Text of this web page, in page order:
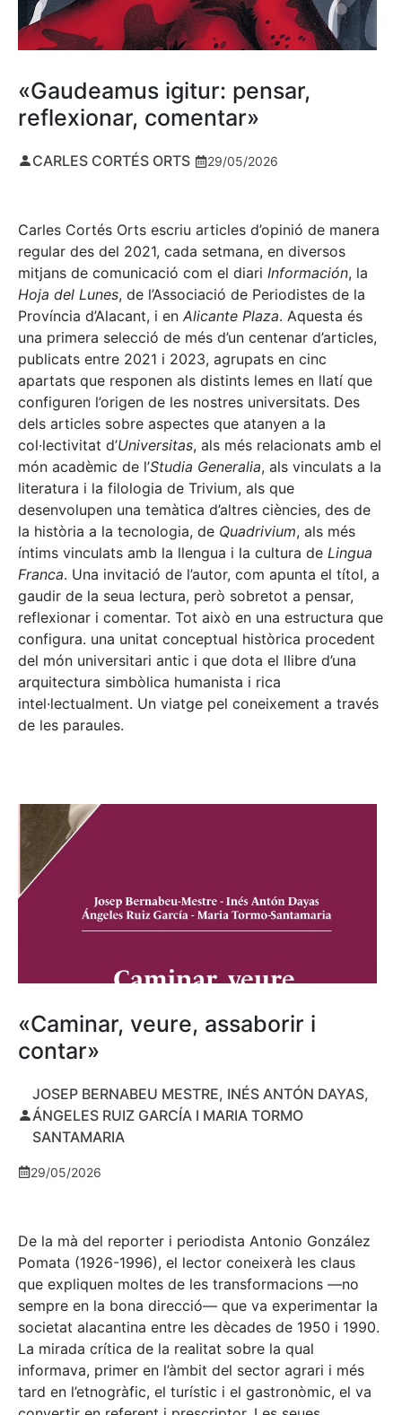
«Gaudeamus igitur: pensar,
reflexionar, comentar»
CARLES CORTÉS ORTS 29/05/2026
Carles Cortés Orts escriu articles d’opinió de manera
regular des del 2021, cada setmana, en diversos
mitjans de comunicació com el diari Información, la
Hoja del Lunes, de l’Associació de Periodistes de la
Província d’Alacant, i en Alicante Plaza. Aquesta és
una primera selecció de més d’un centenar d’articles,
publicats entre 2021 i 2023, agrupats en cinc
apartats que responen als distints lemes en llatí que
configuren l’origen de les nostres universitats. Des
dels articles sobre aspectes que atanyen a la
col·lectivitat d’Universitas, als més relacionats amb el
món acadèmic de l’Studia Generalia, als vinculats a la
literatura i la filologia de Trivium, als que
desenvolupen una temàtica d’altres ciències, des de
la història a la tecnologia, de Quadrivium, als més
íntims vinculats amb la llengua i la cultura de Lingua
Franca. Una invitació de l’autor, com apunta el títol, a
gaudir de la seua lectura, però sobretot a pensar,
reflexionar i comentar. Tot això en una estructura que
configura. una unitat conceptual històrica procedent
del món universitari antic i que dota el llibre d’una
arquitectura simbòlica humanista i rica
intel·lectualment. Un viatge pel coneixement a través
de les paraules.
«Caminar, veure, assaborir i
contar»
JOSEP BERNABEU MESTRE, INÉS ANTÓN DAYAS,
ÁNGELES RUIZ GARCÍA I MARIA TORMO
SANTAMARIA
29/05/2026
De la mà del reporter i periodista Antonio González
Pomata (1926-1996), el lector coneixerà les claus
que expliquen moltes de les transformacions —no
sempre en la bona direcció— que va experimentar la
societat alacantina entre les dècades de 1950 i 1990.
La mirada crítica de la realitat sobre la qual
informava, primer en l’àmbit del sector agrari i més
tard en l’etnogràfic, el turístic i el gastronòmic, el va